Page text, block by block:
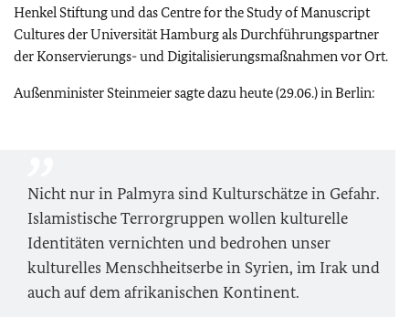
Henkel Stiftung und dasCentre for the Study of Manuscript
Culturesder Universität Hamburg als Durchführungspartner
der Konservierungs- und Digitalisierungsmaßnahmen vor Ort.
Außenminister Steinmeier sagte dazu heute (29.06.) in Berlin:
Nicht nur in Palmyra sind Kulturschätze in Gefahr.
Islamistische Terrorgruppen wollen kulturelle
Identitäten vernichten und bedrohen unser
kulturelles Menschheitserbe in Syrien, im Irak und
auch auf dem afrikanischen Kontinent.